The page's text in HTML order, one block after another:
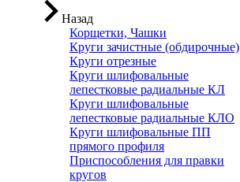
Назад
Корщетки, Чашки
Круги зачистные (обдирочные)
Круги отрезные
Круги шлифовальные
лепестковые радиальные КЛ
Круги шлифовальные
лепестковые радиальные КЛО
Круги шлифовальные ПП
прямого профиля
Приспособления для правки
кругов